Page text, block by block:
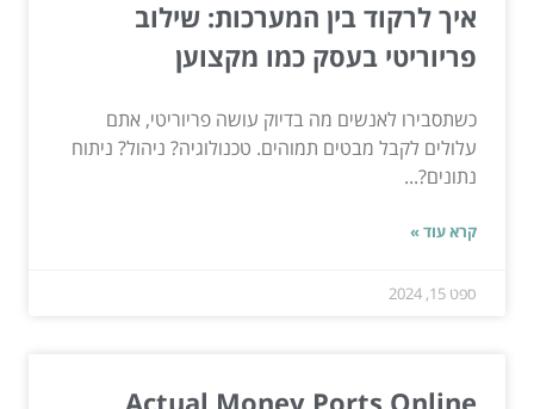
איך לרקוד בין המערכות: שילוב
פריוריטי בעסק כמו מקצוען
כשתסבירו לאנשים מה בדיוק עושה פריוריטי, אתם
עלולים לקבל מבטים תמוהים. טכנולוגיה? ניהול? ניתוח
נתונים?...
קרא עוד »
ספט 15, 2024